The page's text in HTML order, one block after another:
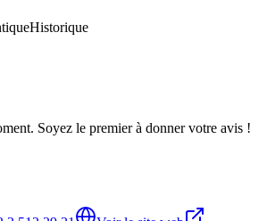
Historique
Soyez le premier à donner votre avis !